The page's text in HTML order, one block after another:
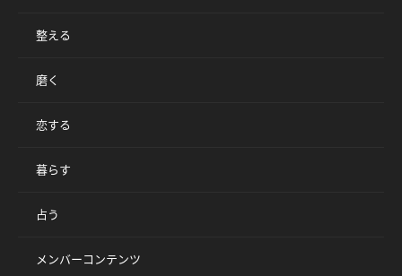
整える
磨く
恋する
暮らす
占う
メンバーコンテンツ